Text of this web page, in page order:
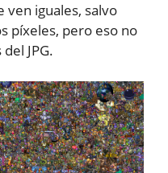
ven iguales, salvo
píxeles, pero eso no
JPG.